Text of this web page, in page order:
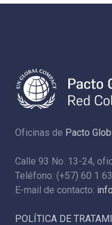
Oficinas de Pacto
Calle 93 No. 13-24,
Teléfono: (+57) 60 1
E-mail de contacto:
POLÍTICA DE